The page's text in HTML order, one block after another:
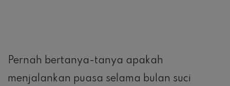
Pernah bertanya-tanya apakah
menjalankan puasa selama bulan suci